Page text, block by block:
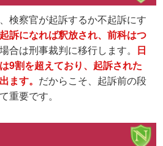
検察官が起訴するか不起訴にす
訴になれば釈放され、前科はつ
合は刑事裁判に移行します。 日
9割を超えており、起訴された
ます。 だからこそ、 起訴前の段
重要です。